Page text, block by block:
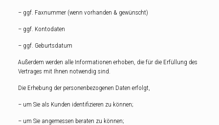
– ggf. Faxnummer (wenn vorhanden & gewünscht)
– ggf. Kontodaten
– ggf. Geburtsdatum
Außerdem werden alle Informationen erhoben, die für die Erfüllung des
Vertrages mit Ihnen notwendig sind.
Die Erhebung der personenbezogenen Daten erfolgt,
– um Sie als Kunden identifizieren zu können;
– um Sie angemessen beraten zu können;